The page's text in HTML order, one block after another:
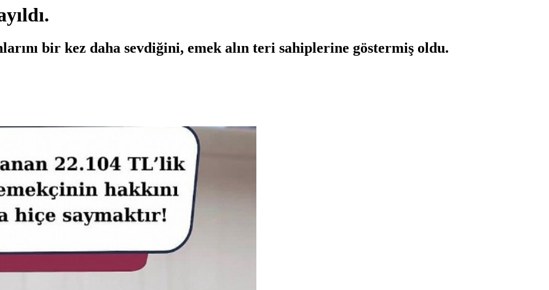
bir kez daha sevdiğini, emek alın teri sahiplerine göstermiş oldu.